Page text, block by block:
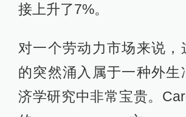
接上升了7%。
对一个劳动力市场来说，
的突然涌入属于一种外生
济学研究中非常宝贵。